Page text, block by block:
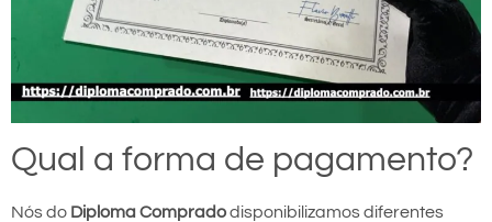
Qual a forma de pagamento?
Nós do Diploma Compradodisponibilizamos diferentes